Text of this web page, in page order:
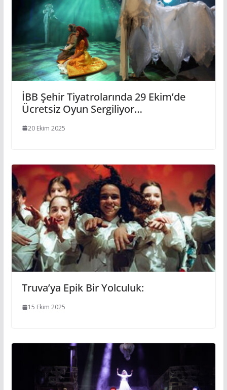
İBB Şehir Tiyatrolarında 29 Ekim’de
Ücretsiz Oyun Sergiliyor…
20 Ekim 2025
Truva’ya Epik Bir Yolculuk:
15 Ekim 2025